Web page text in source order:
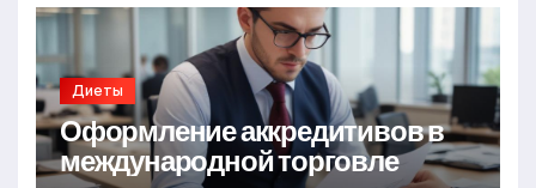
Диеты
Оформление аккредитивов в
международной торговле